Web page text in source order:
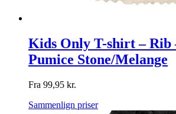
Kids Only T-shirt – Rib
Pumice Stone/Melange
Fra 99,95 kr.
Sammenlign priser